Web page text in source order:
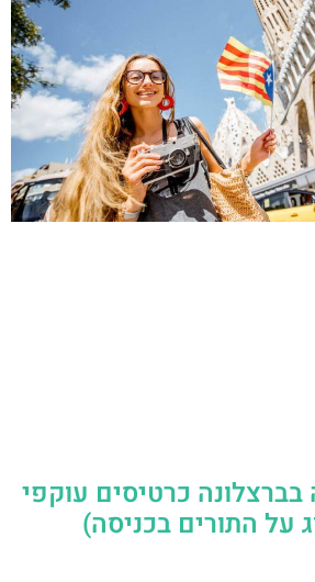
כרטיסים עוקפי
על התורים בכניסה)